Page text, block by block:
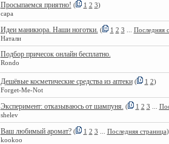
Просыпаемся приятно! ( 1 2 3)
capa
Идеи маникюра. Наши ноготки. ( 1 2 3 Последняя
Натали
Подбор причесок онлайн бесплатно.
Rondo
Дешёвые косметические средства из аптеки ( 1 2)
Forget-Me-Nоt
Эксперимент: отказываюсь от шампуня. ( 1 2 3
shelev
Ваш любимый аромат? ( 1 2 3 Последняя страница)
kookoo